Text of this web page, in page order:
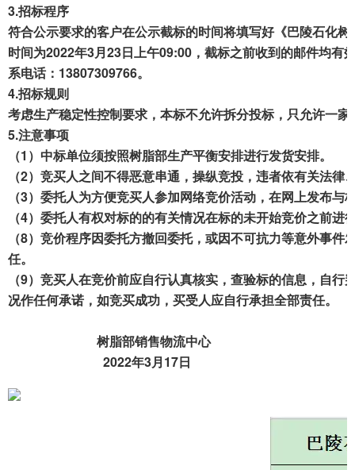
3.招标程序
符合公示要求的客户在公示截标的时间将填写好《巴陵石化树
时间为2022年3月23日上午09:00，截标之前收到的邮件均有
系电话：13807309766。
4.招标规则
考虑生产稳定性控制要求，本标不允许拆分投标，只允许一家
5.注意事项
（1）中标单位须按照树脂部生产平衡安排进行发货安排。
（2）竞买人之间不得恶意串通，操纵竞投，违者依有关法律
（3）委托人为方便竞买人参加网络竞价活动，在网上发布与
（4）委托人有权对标的的有关情况在标的未开始竞价之前
（8）竞价程序因委托方撤回委托，或因不可抗力等意外事
任。
（9）竞买人在竞价前应自行认真核实，查验标的信息，自
况作任何承诺，如竞买成功，买受人应自行承担全部责任。
树脂部销售物流中心
2022年3月17日